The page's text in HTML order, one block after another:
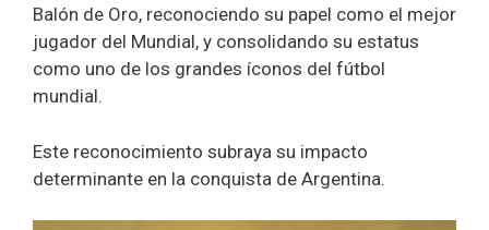
Balón de Oro, reconociendo su papel como el mejor
jugador del Mundial, y consolidando su estatus
como uno de los grandes íconos del fútbol
mundial.
Este reconocimiento subraya su impacto
determinante en la conquista de Argentina.